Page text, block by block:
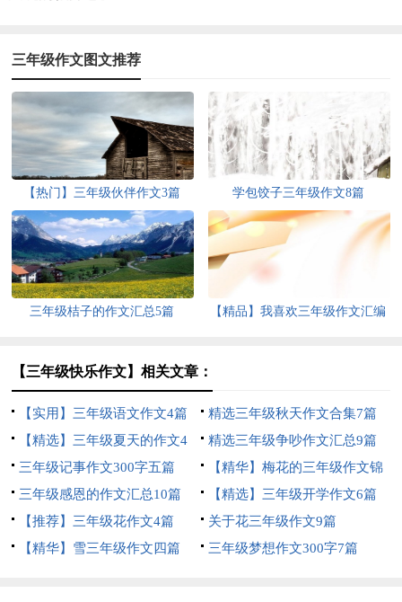
三年级作文图文推荐
【热门】三年级伙伴作文3篇 学包饺子三年级作文8篇
三年级桔子的作文汇总5篇
【精品】我喜欢三年级作文汇编
【三年级快乐作文】相关文章：
【实用】三年级语文作文4篇
精选三年级秋天作文合集7篇
【精选】三年级夏天的作文4
篇
精选三年级争吵作文汇总9篇
三年级记事作文300字五篇
【精华】梅花的三年级作文锦
集六篇
三年级感恩的作文汇总10篇
【精选】三年级开学作文6篇
【推荐】三年级花作文4篇
关于花三年级作文9篇
【精华】雪三年级作文四篇
三年级梦想作文300字7篇